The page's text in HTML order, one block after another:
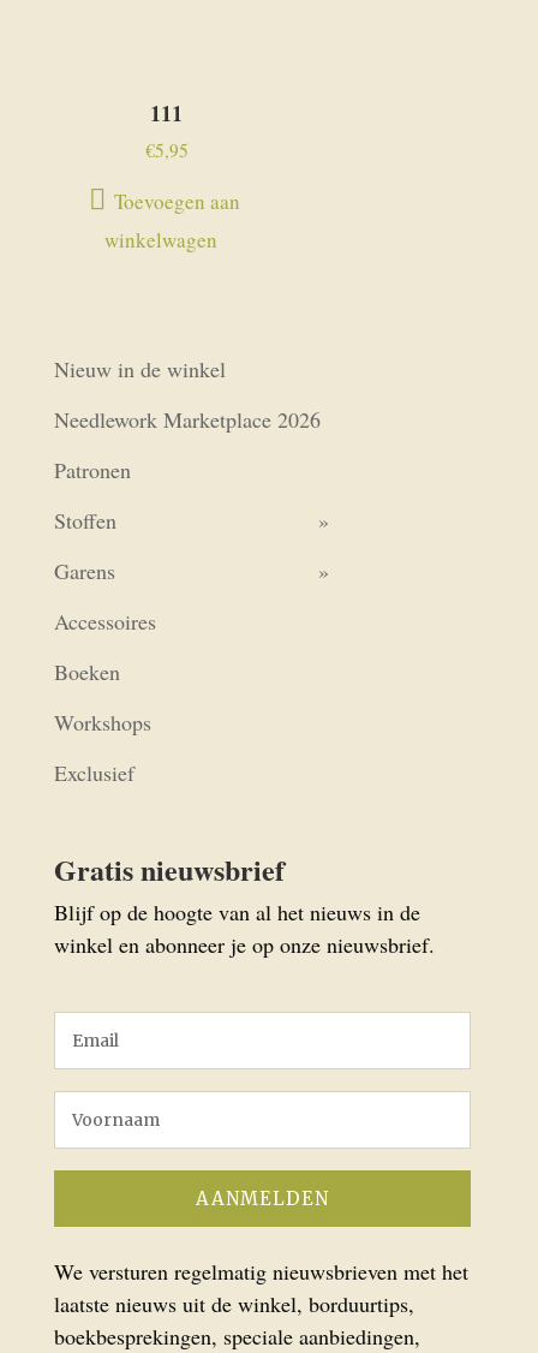
111
€5,95
Toevoegen aan
winkelwagen
Nieuw in de winkel
Needlework Marketplace 2026
Patronen
Stoffen
Garens
Accessoires
Boeken
Workshops
Exclusief
Gratis nieuwsbrief
Blijf op de hoogte van al het nieuws in de
winkel en abonneer je op onze nieuwsbrief.
We versturen regelmatig nieuwsbrieven met het
laatste nieuws uit de winkel, borduurtips,
boekbesprekingen, speciale aanbiedingen,